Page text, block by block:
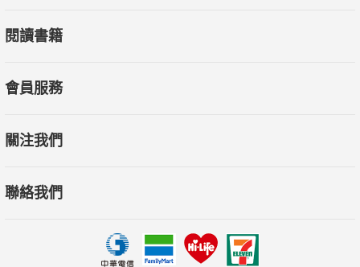
閱讀書籍
會員服務
關注我們
聯絡我們